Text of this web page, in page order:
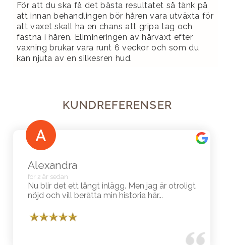
För att du ska få det bästa resultatet så tänk på
att innan behandlingen bör håren vara utväxta för
att vaxet skall ha en chans att gripa tag och
fastna i håren. Elimineringen av hårväxt efter
vaxning brukar vara runt 6 veckor och som du
kan njuta av en silkesren hud.
KUNDREFERENSER
Alexandra
för 2 år sedan
Nu blir det ett långt inlägg. Men jag är otroligt
nöjd och vill berätta min historia här...